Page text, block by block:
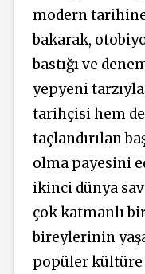
modern
bakarak,
bastığı ve
yepyeni
tarihçisi hem
taçlandırılan
olma payesini
ikinci dünya
çok katmanlı
bireylerinin
popüler